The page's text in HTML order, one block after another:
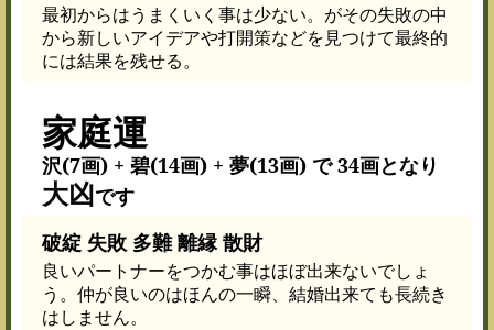
最初からはうまくいく事は少ない。がその失敗の中
から新しいアイデアや打開策などを見つけて最終的
には結果を残せる。
家庭運
沢(7画) + 碧(14画) + 夢(13画) で 34画となり
大凶です
破綻 失敗 多難 離縁 散財
良いパートナーをつかむ事はほぼ出来ないでしょ
う。仲が良いのはほんの一瞬、結婚出来ても長続き
はしません。